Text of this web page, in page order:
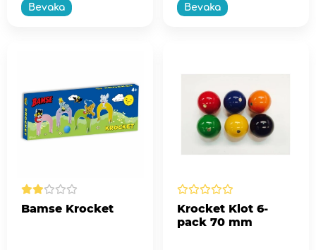
Bevaka Bevaka
Bamse Krocket
Krocket Klot 6-
pack 70 mm